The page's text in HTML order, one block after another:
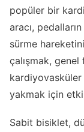
popüler bir
aracı,
sürme
çalışmak,
kardiyovasküler
yakmak için
Sabit bisiklet,